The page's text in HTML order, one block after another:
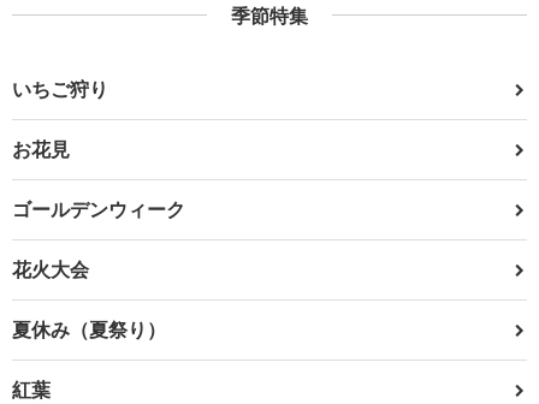
季節特集
いちご狩り
お花見
ゴールデンウィーク
花火大会
夏休み（夏祭り）
紅葉